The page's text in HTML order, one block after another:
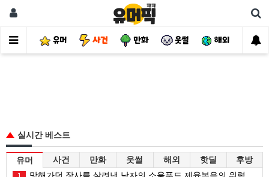
유머 사건 만화 웃썰 해외 핫
실시간 베스트
유머 사건 만화 웃썰 해외 핫딜 후방